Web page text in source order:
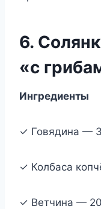
6.
«с
Ингредиенты
✓ Говядина —
✓ Колбаса
✓ Ветчина —